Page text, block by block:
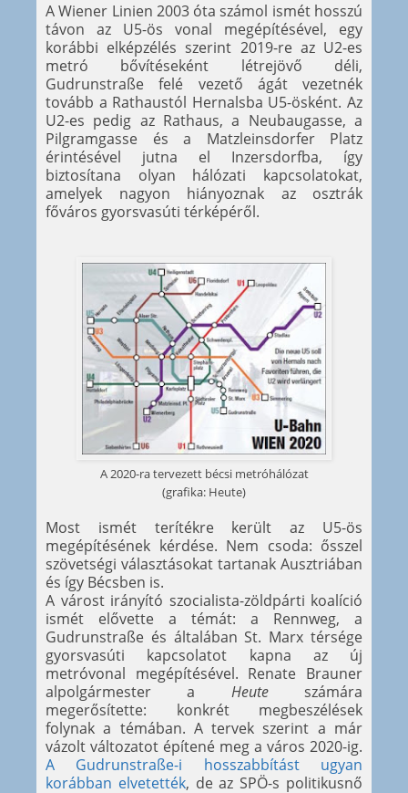
A Wiener Linien 2003 óta számol ismét hosszú
távon az U5-ös vonal megépítésével, egy
korábbi elképzélés szerint 2019-re az U2-es
metró bővítéseként létrejövő déli,
Gudrunstraße felé vezető ágát vezetnék
tovább a Rathaustól Hernalsba U5-ösként. Az
U2-es pedig az Rathaus, a Neubaugasse, a
Pilgramgasse és a Matzleinsdorfer Platz
érintésével jutna el Inzersdorfba, így
biztosítana olyan hálózati kapcsolatokat,
amelyek nagyon hiányoznak az osztrák
főváros gyorsvasúti térképéről.
A 2020-ra tervezett bécsi metróhálózat
(grafika: Heute)
Most ismét terítékre került az U5-ös
megépítésének kérdése. Nem csoda: ősszel
szövetségi választásokat tartanak Ausztriában
és így Bécsben is.
A várost irányító szocialista-zöldpárti koalíció
ismét elővette a témát: a Rennweg, a
Gudrunstraße és általában St. Marx térsége
gyorsvasúti kapcsolatot kapna az új
metróvonal megépítésével. Renate Brauner
alpolgármester a Heuteszámára
megerősítette: konkrét megbeszélések
folynak a témában. A tervek szerint a már
vázolt változatot építené meg a város 2020-ig.
A Gudrunstraße-i hosszabbítást ugyan
korábban elvetették, de az SPÖ-s politikusnő